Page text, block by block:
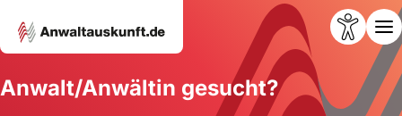
Anwalt/Anwältin gesucht?